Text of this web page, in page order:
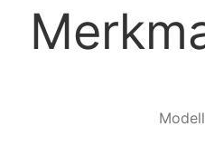
Modell